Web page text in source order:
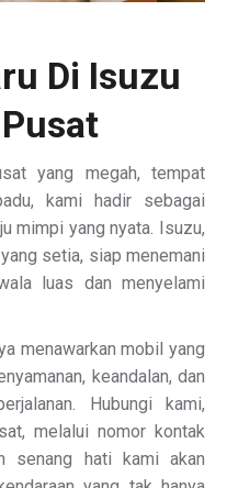
Di Isuzu
yang megah, tempat
kami hadir sebagai
mimpi yang nyata. Isuzu,
setia, siap menemani
luas dan menyelami
menawarkan mobil yang
keandalan, dan
Hubungi kami,
melalui nomor kontak
senang hati kami akan